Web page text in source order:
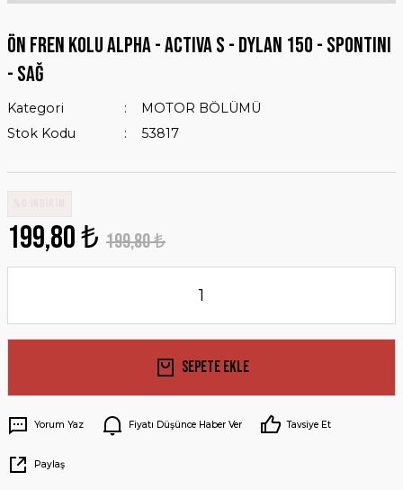
Ön Fren Kolu ALPHA - ACTIVA S - DYLAN 150 - SPONTINI
- Sağ
Kategori
MOTOR BÖLÜMÜ
Stok Kodu
53817
199,80 ₺ 199,80 ₺
Sepete Ekle
Yorum Yaz Fiyatı Düşünce Haber Ver Tavsiye Et
Paylaş